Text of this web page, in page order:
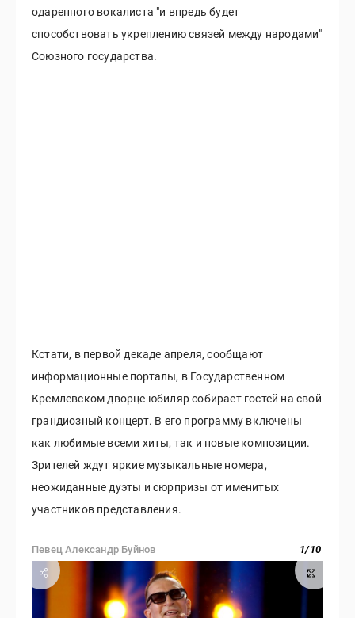
одаренного вокалиста "и впредь будет
способствовать укреплению связей между народами"
Союзного государства.
Кстати, в первой декаде апреля, сообщают
информационные порталы, в Государственном
Кремлевском дворце юбиляр собирает гостей на свой
грандиозный концерт. В его программу включены
как любимые всеми хиты, так и новые композиции.
Зрителей ждут яркие музыкальные номера,
неожиданные дуэты и сюрпризы от именитых
участников представления.
Певец Александр Буйнов 1/10